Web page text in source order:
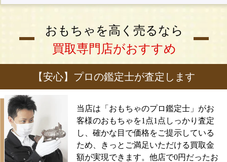
おもちゃを高く売るなら
買取専門店がおすすめ
【安心】プロの鑑定士が査定します
当店は「おもちゃのプロ鑑定士」がお
客様のおもちゃを1点1点しっかり査定
し、確かな目で価格をご提示している
ため、きっとご満足いただける買取金
額が実現できます。他店で0円だったお